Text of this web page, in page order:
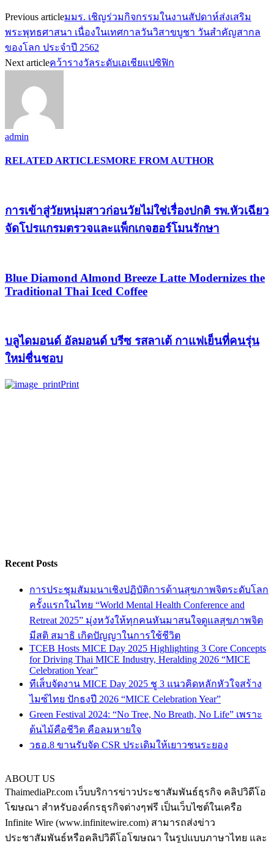
Previous articleมมร. เชิญร่วมกิจกรรมในงานสัปดาห์ส่งเสริม
พระพุทธศาสนา เนื่องในเทศกาลวันวิสาขบูชา วันสำคัญสากล
ของโลก ประจำปี 2562
Next articleคว้ารางวัลระดับเอเชียแปซิฟิก
admin
RELATED ARTICLESMORE FROM AUTHOR
การเข้าสู่วัยหนุ่มสาวก่อนวัยไม่ใช่เรื่องปกติ รพ.หัวเฉียว
จัดโปรแกรมตรวจและแพ็กเกจฮอร์โมนรักษา
Blue Diamond Almond Breeze Latte Modernizes the
Traditional Thai Iced Coffee
บลูไดมอนด์ อัลมอนด์ บรีซ รสลาเต้ กาแฟเย็นที่คนรุ่น
ใหม่ชื่นชอบ
Print
Recent Posts
การประชุมสัมมนาเชิงปฏิบัติการด้านสุขภาพจิตระดับโลก
ครั้งแรกในไทย “World Mental Health Conference and
Retreat 2025” มุ่งหวังให้ทุกคนหันมาสนใจดูแลสุขภาพจิต
มีสติ สมาธิ เกิดปัญญาในการใช้ชีวิต
TCEB Hosts MICE Day 2025 Highlighting 3 Core Concepts
for Driving Thai MICE Industry, Heralding 2026 “MICE
Celebration Year”
ทีเส็บจัดงาน MICE Day 2025 ชู 3 แนวคิดหลักหัวใจสร้าง
ไมซ์ไทย ปักธงปี 2026 “MICE Celebration Year”
Green Festival 2024: “No Tree, No Breath, No Life” เพราะ
ต้นไม้คือชีวิต คือลมหายใจ
วธอ.8 ขานรับจัด CSR ประเดิมให้เยาวชนระยอง
ABOUT US
ThaimediaPr.com เว็บบริการข่าวประชาสัมพันธ์ธุรกิจ คลิปวิดีโอ
โฆษณา สำหรับองค์กรธุรกิจต่างๆฟรี เป็นเว็บไซต์ในเครือ
Infinite Wire (www.infinitewire.com) สามารถส่งข่าว
ประชาสัมพันธ์หรือคลิปวิดีโอโฆษณา ในรูปแบบภาษาไทย และ